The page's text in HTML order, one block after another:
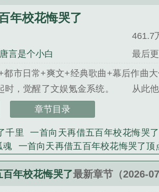
年校花悔哭了
461.7
言是个小白
最后
+都市日常+爽文+经典歌曲+幕后作
时，觉醒了文娱氪金系统。 从此他
花悔哭了》是千里孤魂精心创作的其
章节目录
千里 一首向天再借五百年校花悔哭
魂 一首向天再借五百年校花悔哭了顶
悔哭了主角技能 来一首向天再借五
花悔哭了TXT 忽悠华娱三十年 重生
年校花悔哭了最新章节（2026-